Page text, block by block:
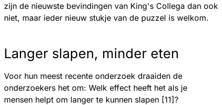
zijn de nieuwste bevindingen van King's Collega dan ook
niet, maar ieder nieuw stukje van de puzzel is welkom.
Langer slapen, minder eten
Voor hun meest recente onderzoek draaiden de
onderzoekers het om: Welk effect heeft het als je
mensen helpt om langer te kunnen slapen [11]?